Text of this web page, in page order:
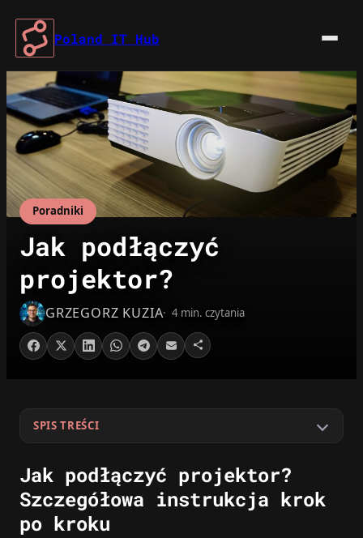
Przejdź
treści
Poland IT Hub
Poradniki
Jak podłączyć
projektor?
GRZEGORZ KUZIA 4 min. czytania
SPIS TREŚCI
Jak podłączyć projektor?
Szczegółowa instrukcja krok
po kroku